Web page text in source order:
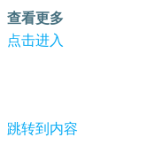
查看更多
点击进入
跳转到内容